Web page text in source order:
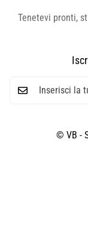
Tenetevi pronti,
© VB -